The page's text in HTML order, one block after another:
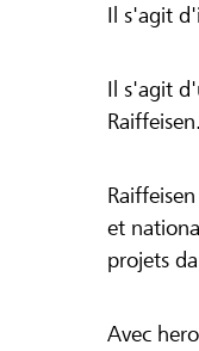
Il s'agit
Il s'agit
Raiffeisen.
et
projets
Avec